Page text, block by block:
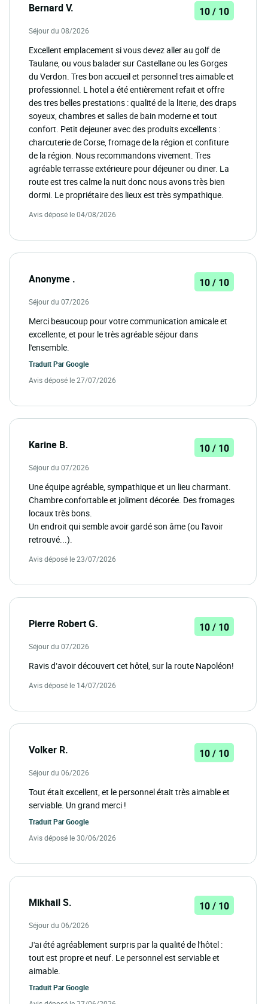
Bernard V. 10 / 10
Séjour du 08/2026
Excellent emplacement si vous devez aller au golf de
Taulane, ou vous balader sur Castellane ou les Gorges
du Verdon. Tres bon accueil et personnel tres aimable et
professionnel. L hotel a été entièrement refait et offre
des tres belles prestations : qualité de la literie, des draps
soyeux, chambres et salles de bain moderne et tout
confort. Petit dejeuner avec des produits excellents :
charcuterie de Corse, fromage de la région et confiture
de la région. Nous recommandons vivement. Tres
agréable terrasse extérieure pour déjeuner ou diner. La
route est tres calme la nuit donc nous avons très bien
dormi. Le propriétaire des lieux est très sympathique.
Avis déposé le 04/08/2026
Anonyme . 10 / 10
Séjour du 07/2026
Merci beaucoup pour votre communication amicale et
excellente, et pour le très agréable séjour dans
l'ensemble.
Traduit ParGoogle
Avis déposé le 27/07/2026
Karine B. 10 / 10
Séjour du 07/2026
Une équipe agréable, sympathique et un lieu charmant.
Chambre confortable et joliment décorée. Des fromages
locaux très bons.
Un endroit qui semble avoir gardé son âme (ou l'avoir
retrouvé...).
Avis déposé le 23/07/2026
Pierre Robert G. 10 / 10
Séjour du 07/2026
Ravis d’avoir découvert cet hôtel, sur la route Napoléon!
Avis déposé le 14/07/2026
Volker R. 10 / 10
Séjour du 06/2026
Tout était excellent, et le personnel était très aimable et
serviable. Un grand merci !
Traduit ParGoogle
Avis déposé le 30/06/2026
Mikhail S. 10 / 10
Séjour du 06/2026
J'ai été agréablement surpris par la qualité de l'hôtel :
tout est propre et neuf. Le personnel est serviable et
aimable.
Traduit ParGoogle